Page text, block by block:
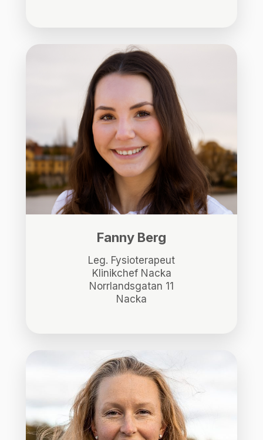
Fanny Berg
Leg. Fysioterapeut
Klinikchef Nacka
Norrlandsgatan 11
Nacka